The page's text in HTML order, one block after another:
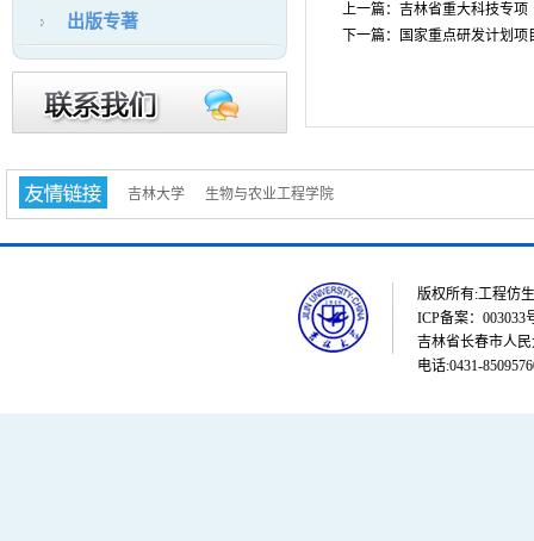
出版专著
上一篇：吉林省重大科技专项
下一篇：
国家重点研发计划项
吉林大学 生物与农业工程学院
版权所有:工程仿
ICP备案：003033
吉林省长春市人
电话:0431-